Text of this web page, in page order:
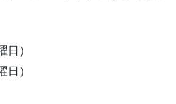
）
）